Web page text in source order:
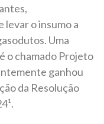
levar o insumo a
Uma
o chamado Projeto
ganhou
da Resolução